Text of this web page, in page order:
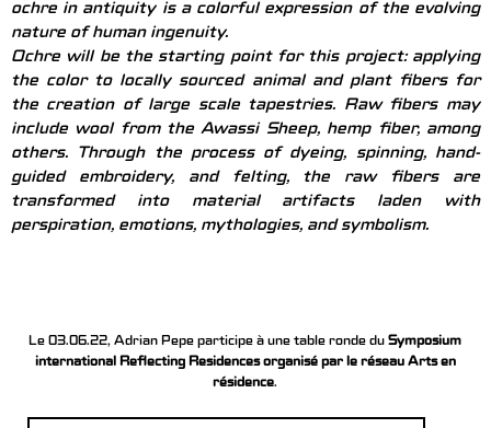
ochre in antiquity is a colorful expression of the evolving
nature of human ingenuity.
Ochre will be the starting point for this project: applying
the color to locally sourced animal and plant fibers for
the creation of large scale tapestries. Raw fibers may
include wool from the Awassi Sheep, hemp fiber, among
others. Through the process of dyeing, spinning, hand-
guided embroidery, and felting, the raw fibers are
transformed into material artifacts laden with
perspiration, emotions, mythologies, and symbolism.
Le 03.06.22, Adrian Pepe participe à une table ronde duSymposium
international Reflecting Residences organisé par le réseau Arts en
résidence.